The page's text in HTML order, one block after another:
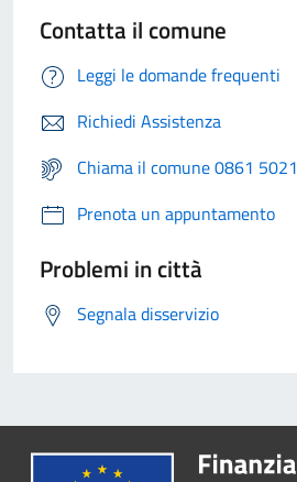
Contatta il comune
Leggi le domande frequenti
Richiedi Assistenza
Chiama il comune 0861 5021
Prenota un appuntamento
Problemi in città
Segnala disservizio